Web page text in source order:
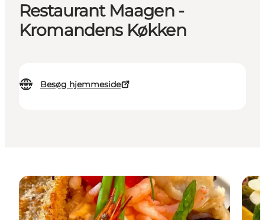
Restaurant Maagen -
Kromandens Køkken
Besøg hjemmeside